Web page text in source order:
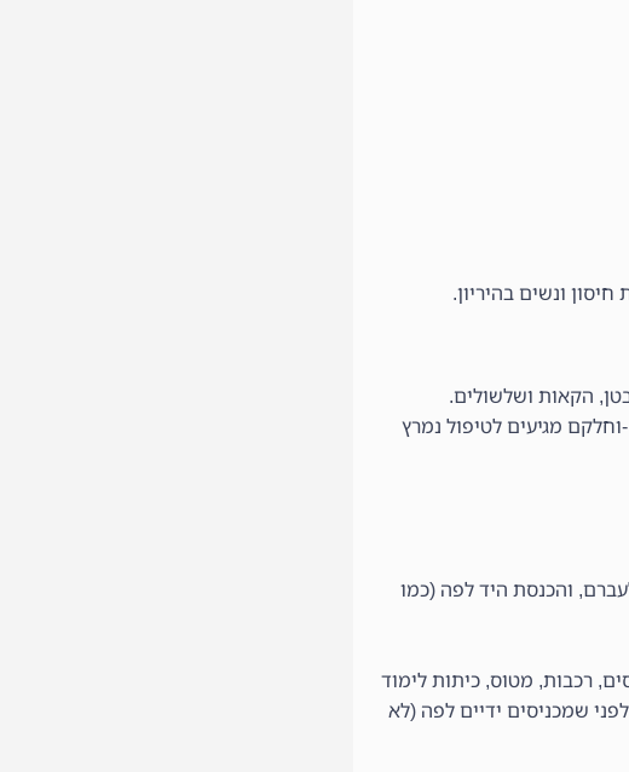
הקאות ושלשולים.
מגיעים לטיפול נמרץ
והכנסת היד לפה (כמו
רכבות, מטוס, כיתות לימוד
שמכניסים ידיים לפה (לא